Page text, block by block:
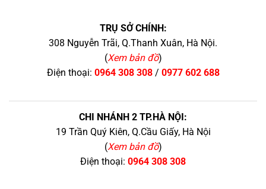
TRỤ SỞ CHÍNH:
308 Nguyễn Trãi, Q.Thanh Xuân, Hà Nội.
(Xem bản đồ)
Điện thoại: 0964 308 308/ 0977 602 688
CHI NHÁNH 2 TP.HÀ NỘI:
19 Trần Quý Kiên, Q.Cầu Giấy, Hà Nội
(Xem bản đồ)
Điện thoại: 0964 308 308